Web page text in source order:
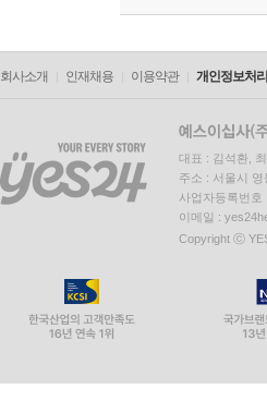
회사소개 인재채용 이용약관 개인정보처
대표 : 김석환,
주소 : 서울시
사업자등록번
이메일 :
Copyright ⓒ